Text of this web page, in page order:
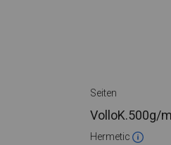
Seiten
VolloK.500g/m
Hermetic